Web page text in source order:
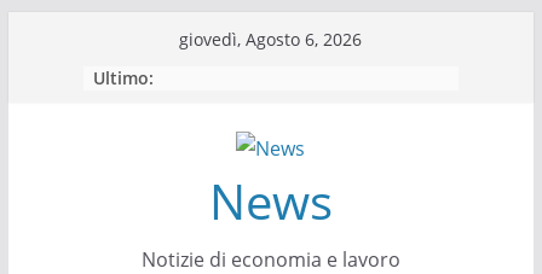
giovedì, Agosto 6, 2026
Ultimo:
News
Notizie di economia e lavoro